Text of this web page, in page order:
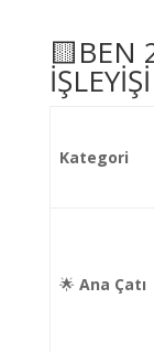
🟨BEN
İŞLEYİŞİ
Kategori
🌟 Ana Çatı